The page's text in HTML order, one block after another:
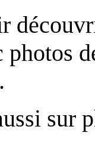
photos
sur